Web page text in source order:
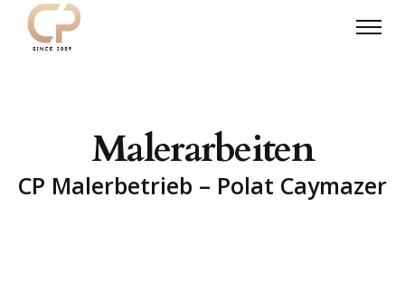
Malerarbeiten
CP Malerbetrieb – Polat Caymazer